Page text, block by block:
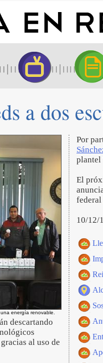
a dos
energía renovable.
descartando
al uso de
Por
El
federal
10/12/